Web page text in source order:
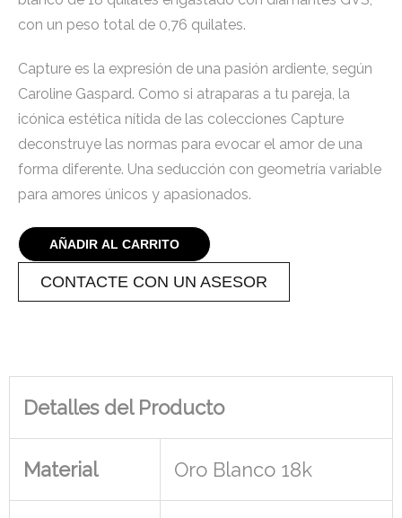
con un peso total de 0,76 quilates.
Capture es la expresión de una pasión ardiente, según
Caroline Gaspard. Como si atraparas a tu pareja, la
icónica estética nítida de las colecciones Capture
deconstruye las normas para evocar el amor de una
forma diferente. Una seducción con geometría variable
para amores únicos y apasionados.
AÑADIR AL CARRITO
CONTACTE CON UN ASESOR
Detalles del Producto
Material Oro Blanco 18k